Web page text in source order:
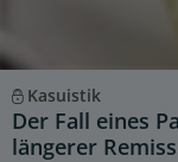
Kasuistik
Der Fall eines
längerer